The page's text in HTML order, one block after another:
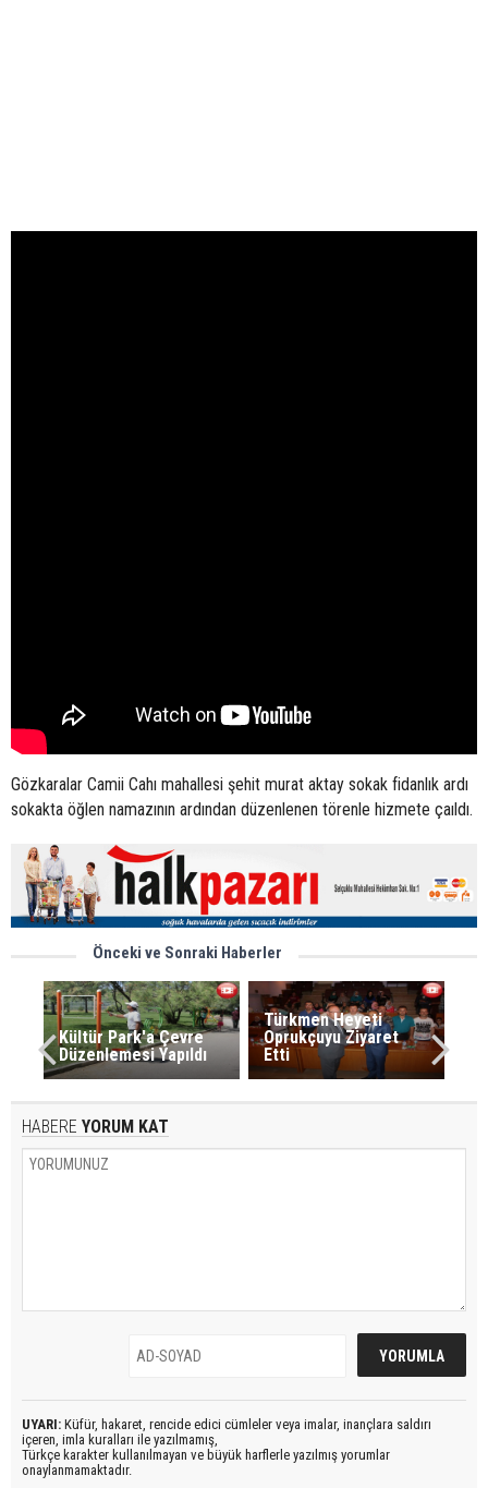
Gözkaralar Camii Cahı mahallesi şehit murat aktay sokak fidanlık ardı
sokakta öğlen namazının ardından düzenlenen törenle hizmete çaıldı.
Önceki ve Sonraki Haberler
Kültür Park'a Çevre
Düzenlemesi Yapıldı
Türkmen Heyeti
Oprukçuyu Ziyaret
Etti
HABERE YORUM KAT
UYARI: Küfür, hakaret, rencide edici cümleler veya imalar, inançlara saldırı
içeren, imla kuralları ile yazılmamış,
Türkçe karakter kullanılmayan ve büyük harflerle yazılmış yorumlar
onaylanmamaktadır.